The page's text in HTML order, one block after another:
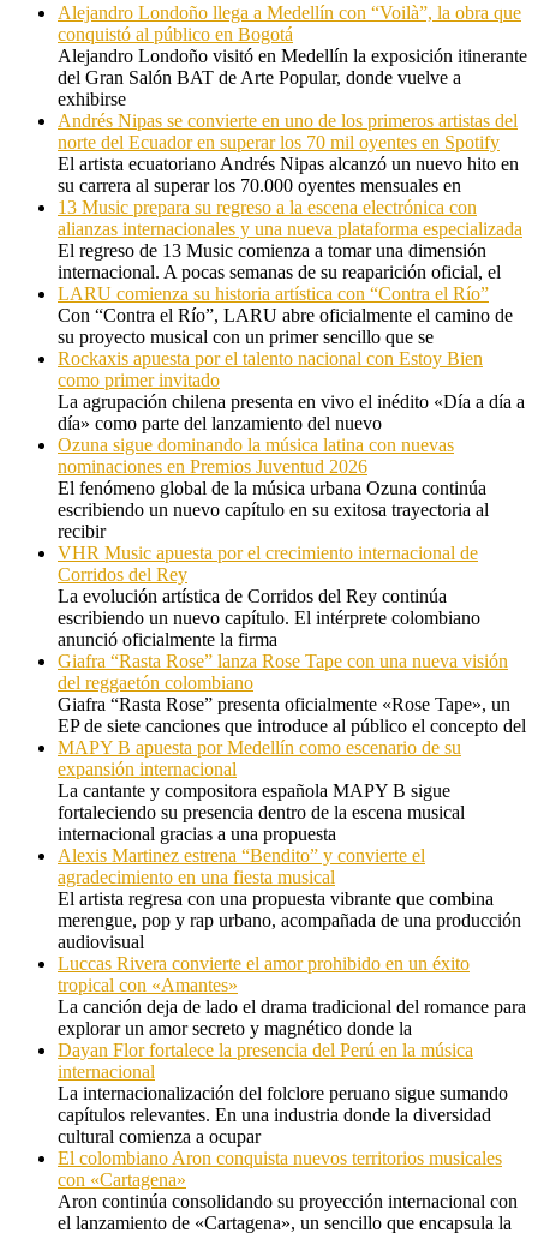
Alejandro Londoño llega a Medellín con “Voilà”, la obra que
conquistó al público en Bogotá
Alejandro Londoño visitó en Medellín la exposición itinerante
del Gran Salón BAT de Arte Popular, donde vuelve a
exhibirse
Andrés Nipas se convierte en uno de los primeros artistas del
norte del Ecuador en superar los 70 mil oyentes en Spotify
El artista ecuatoriano Andrés Nipas alcanzó un nuevo hito en
su carrera al superar los 70.000 oyentes mensuales en
13 Music prepara su regreso a la escena electrónica con
alianzas internacionales y una nueva plataforma especializada
El regreso de 13 Music comienza a tomar una dimensión
internacional. A pocas semanas de su reaparición oficial, el
LARU comienza su historia artística con “Contra el Río”
Con “Contra el Río”, LARU abre oficialmente el camino de
su proyecto musical con un primer sencillo que se
Rockaxis apuesta por el talento nacional con Estoy Bien
como primer invitado
La agrupación chilena presenta en vivo el inédito «Día a día a
día» como parte del lanzamiento del nuevo
Ozuna sigue dominando la música latina con nuevas
nominaciones en Premios Juventud 2026
El fenómeno global de la música urbana Ozuna continúa
escribiendo un nuevo capítulo en su exitosa trayectoria al
recibir
VHR Music apuesta por el crecimiento internacional de
Corridos del Rey
La evolución artística de Corridos del Rey continúa
escribiendo un nuevo capítulo. El intérprete colombiano
anunció oficialmente la firma
Giafra “Rasta Rose” lanza Rose Tape con una nueva visión
del reggaetón colombiano
Giafra “Rasta Rose” presenta oficialmente «Rose Tape», un
EP de siete canciones que introduce al público el concepto del
MAPY B apuesta por Medellín como escenario de su
expansión internacional
La cantante y compositora española MAPY B sigue
fortaleciendo su presencia dentro de la escena musical
internacional gracias a una propuesta
Alexis Martinez estrena “Bendito” y convierte el
agradecimiento en una fiesta musical
El artista regresa con una propuesta vibrante que combina
merengue, pop y rap urbano, acompañada de una producción
audiovisual
Luccas Rivera convierte el amor prohibido en un éxito
tropical con «Amantes»
La canción deja de lado el drama tradicional del romance para
explorar un amor secreto y magnético donde la
Dayan Flor fortalece la presencia del Perú en la música
internacional
La internacionalización del folclore peruano sigue sumando
capítulos relevantes. En una industria donde la diversidad
cultural comienza a ocupar
El colombiano Aron conquista nuevos territorios musicales
con «Cartagena»
Aron continúa consolidando su proyección internacional con
el lanzamiento de «Cartagena», un sencillo que encapsula la